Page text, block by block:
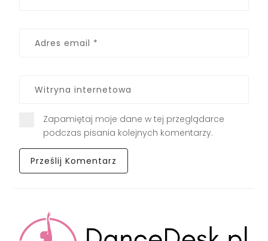
Zapamiętaj moje dane w tej przeglądarce
podczas pisania kolejnych komentarzy.